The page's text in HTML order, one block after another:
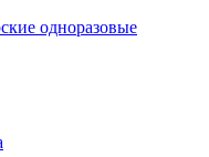
одноразовые